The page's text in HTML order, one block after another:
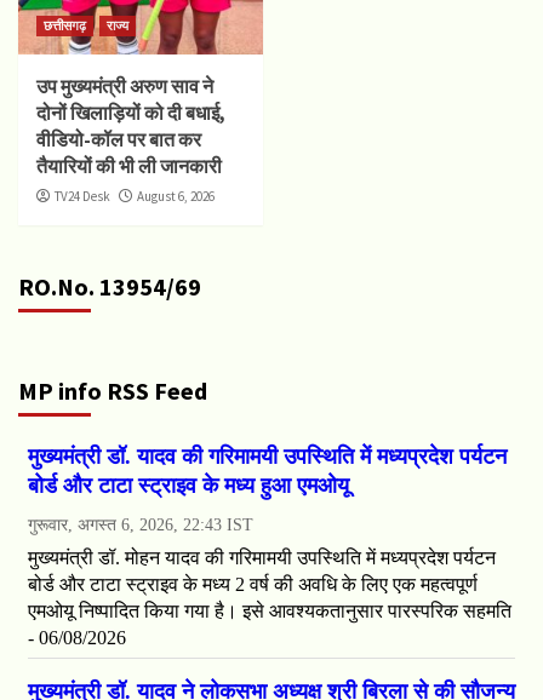
छत्तीसगढ़ राज्य
उप मुख्यमंत्री अरुण साव ने
दोनों खिलाड़ियों को दी बधाई,
वीडियो-कॉल पर बात कर
तैयारियों की भी ली जानकारी
TV24 Desk August 6, 2026
RO.No. 13954/69
MP info RSS Feed